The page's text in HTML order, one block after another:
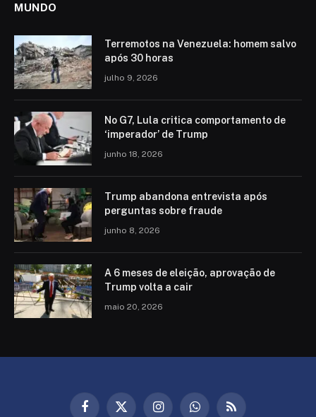
MUNDO
Terremotos na Venezuela: homem salvo
após 30 horas
julho 9, 2026
No G7, Lula critica comportamento de
‘imperador’ de Trump
junho 18, 2026
Trump abandona entrevista após
perguntas sobre fraude
junho 8, 2026
A 6 meses de eleição, aprovação de
Trump volta a cair
maio 20, 2026
Facebook
X InstagramWhatsAppRSS